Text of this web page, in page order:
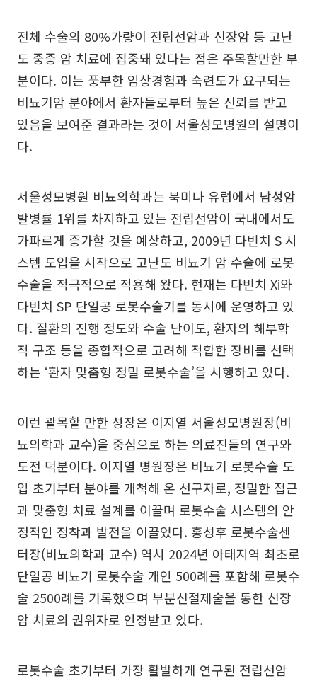
전체 수술의 80%가량이 전립선암과 신장암 등 고난
도 중증 암 치료에 집중돼 있다는 점은 주목할만한 부
분이다. 이는 풍부한 임상경험과 숙련도가 요구되는
비뇨기암 분야에서 환자들로부터 높은 신뢰를 받고
있음을 보여준 결과라는 것이 서울성모병원의 설명이
다.
서울성모병원 비뇨의학과는 북미나 유럽에서 남성암
발병률 1위를 차지하고 있는 전립선암이 국내에서도
가파르게 증가할 것을 예상하고, 2009년 다빈치 S 시
스템 도입을 시작으로 고난도 비뇨기 암 수술에 로봇
수술을 적극적으로 적용해 왔다. 현재는 다빈치 Xi와
다빈치 SP 단일공 로봇수술기를 동시에 운영하고 있
다. 질환의 진행 정도와 수술 난이도, 환자의 해부학
적 구조 등을 종합적으로 고려해 적합한 장비를 선택
하는 ‘환자 맞춤형 정밀 로봇수술’을 시행하고 있다.
이런 괄목할 만한 성장은 이지열 서울성모병원장(비
뇨의학과 교수)을 중심으로 하는 의료진들의 연구와
도전 덕분이다. 이지열 병원장은 비뇨기 로봇수술 도
입 초기부터 분야를 개척해 온 선구자로, 정밀한 접근
과 맞춤형 치료 설계를 이끌며 로봇수술 시스템의 안
정적인 정착과 발전을 이끌었다. 홍성후 로봇수술센
터장(비뇨의학과 교수) 역시 2024년 아태지역 최초로
단일공 비뇨기 로봇수술 개인 500례를 포함해 로봇수
술 2500례를 기록했으며 부분신절제술을 통한 신장
암 치료의 권위자로 인정받고 있다.
로봇수술 초기부터 가장 활발하게 연구된 전립선암